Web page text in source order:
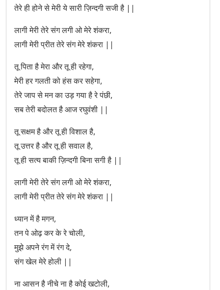
Shiv Ki Mahima Nyari Hai
Shiv Tandav Stotra
Subah Subah Le Shiv Ka Naam
तेरे ही होने से मेरी ये सारी ज़िन्दगी सजी है ||
लागी मेरी तेरे संग लगी ओ मेरे शंकरा,
लागी मेरी प्रीत तेरे संग मेरे शंकरा ||
तू पिता है मेरा और तू ही रहेगा,
मेरी हर गलती को हंस कर सहेगा,
तेरे जाप से मन का उड़ गया है रे पंछी,
सब तेरी बदोलत है आज रघुवंशी ||
तू सक्षम है और तू ही विशाल है,
तू उत्तर है और तू ही सवाल है,
तू ही सत्य बाकी ज़िन्दगी बिना सगी है ||
लागी मेरी तेरे संग लगी ओ मेरे शंकरा,
लागी मेरी प्रीत तेरे संग मेरे शंकरा ||
ध्यान में है मगन,
तन पे ओढ़ कर के रे चोली,
मुझे अपने रंग में रंग दे,
संग खेल मेरे होली ||
ना आसन है नीचे ना है कोई खटोली,